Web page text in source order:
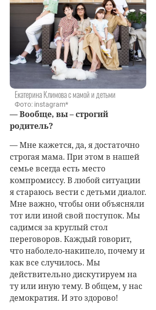
Екатерина Климова с мамой и детьми
Фото: instagram*
— Вообще, вы – строгий
родитель?
— Мне кажется, да, я достаточно
строгая мама. При этом в нашей
семье всегда есть место
компромиссу. В любой ситуации
я стараюсь вести с детьми диалог.
Мне важно, чтобы они объясняли
тот или иной свой поступок. Мы
садимся за круглый стол
переговоров. Каждый говорит,
что наболело-накипело, почему и
как все случилось. Мы
действительно дискутируем на
ту или иную тему. В общем, у нас
демократия. И это здорово!